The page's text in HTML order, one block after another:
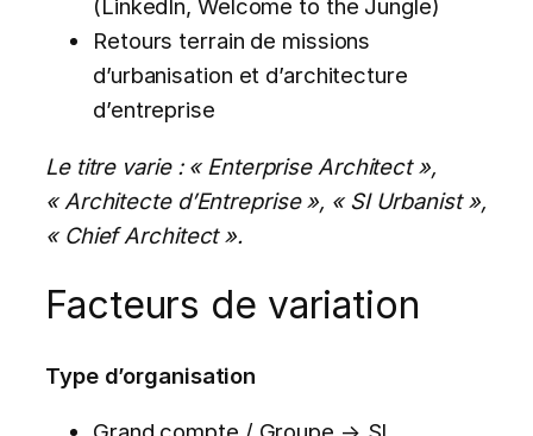
(LinkedIn, Welcome to the Jungle)
Retours terrain de missions
d’urbanisation et d’architecture
d’entreprise
Le titre varie : « Enterprise Architect »,
« Architecte d’Entreprise », « SI Urbanist »,
« Chief Architect ».
Facteurs de variation
Type d’organisation